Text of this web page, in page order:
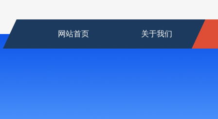
网站首页 关于我们